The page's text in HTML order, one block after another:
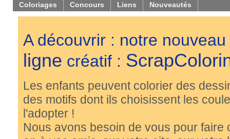
Coloriages Concours Liens Nouveautés
A découvrir : notre
ligne créatif :
Les enfants peuvent colorier des
des motifs dont ils choisissent les
l'adopter !
Nous avons besoin de vous pour